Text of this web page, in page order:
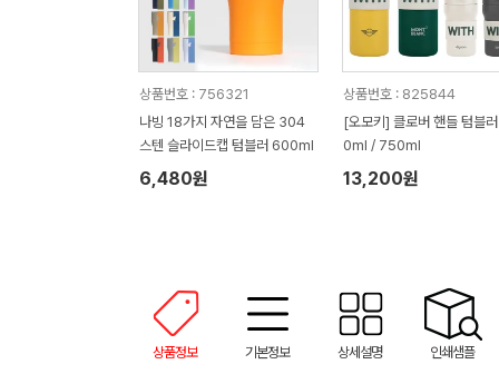
상품번호 : 756321
나빙 18가지 자연을 담은 304
스텐 슬라이드캡 텀블러 600ml
6,480원
상품번호 : 825844
[오모키] 클로버 핸들 텀블
0ml / 750ml
13,200원
상품정보 기본정보 상세설명 인쇄샘플